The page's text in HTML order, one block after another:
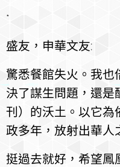
*
盛友，申華文友:
驚悉餐館失火。我也
決了謀生問題，還是
刊）的沃土。以它為
政多年，放射出華人
挺過去就好，希望鳳